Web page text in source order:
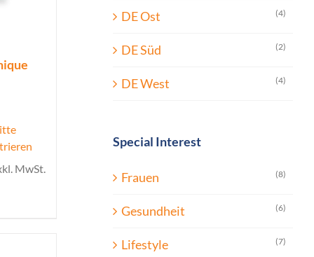
MwSt.
DE Ost (4)
DE Süd (2)
DE West (4)
Special Interest
Frauen (8)
Gesundheit (6)
Lifestyle (7)